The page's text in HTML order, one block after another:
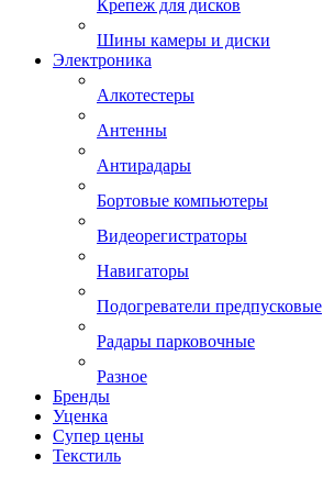
Крепеж для дисков
Шины камеры и диски
Электроника
Алкотестеры
Антенны
Антирадары
Бортовые компьютеры
Видеорегистраторы
Навигаторы
Подогреватели предпусковые
Радары парковочные
Разное
Бренды
Уценка
Супер цены
Текстиль